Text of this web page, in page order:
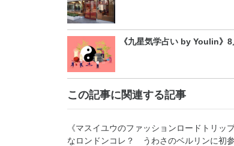
《九星気学占い by Youlin》
この記事に関連する記事
《マスイユウのファッションロードトリッ
なロンドンコレ？ うわさのベルリンに初参